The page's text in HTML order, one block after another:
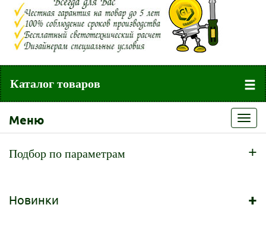
Каталог товаров
Меню
Подбор по параметрам +
Новинки +